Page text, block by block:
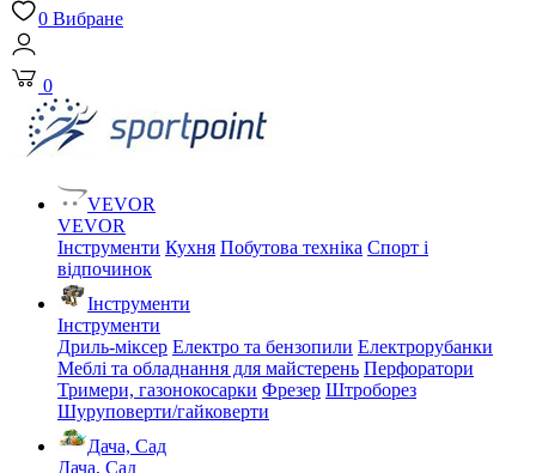
0 Вибране
0
VEVOR
VEVOR
Інструменти Кухня Побутова техніка Спорт і
відпочинок
Інструменти
Інструменти
Дриль-міксер Електро та бензопили Електрорубанки
Меблі та обладнання для майстерень Перфоратори
Тримери, газонокосарки Фрезер Штроборез
Шуруповерти/гайковерти
Дача, Сад
Дача, Сад